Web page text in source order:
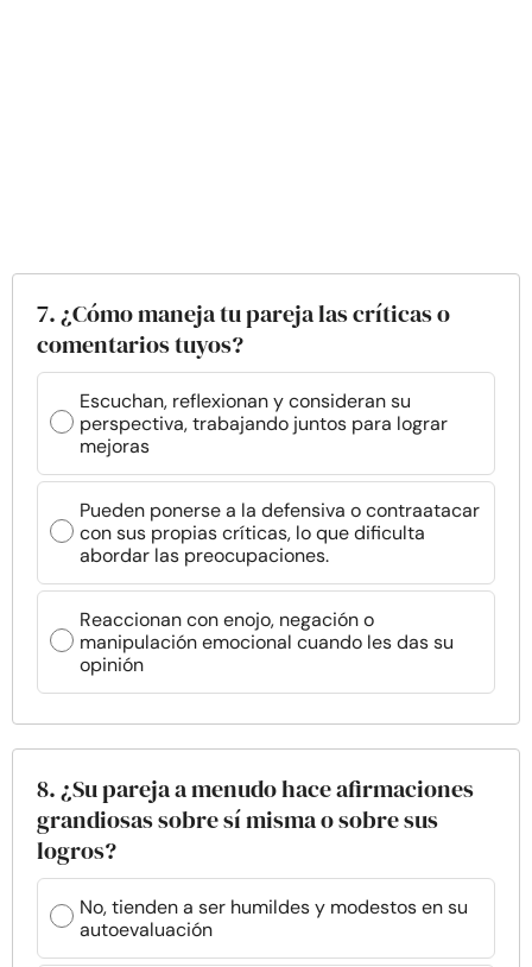
7. ¿Cómo maneja tu pareja las críticas o
comentarios tuyos?
Escuchan, reflexionan y consideran su
perspectiva, trabajando juntos para lograr
mejoras
Pueden ponerse a la defensiva o contraatacar
con sus propias críticas, lo que dificulta
abordar las preocupaciones.
Reaccionan con enojo, negación o
manipulación emocional cuando les das su
opinión
8. ¿Su pareja a menudo hace afirmaciones
grandiosas sobre sí misma o sobre sus
logros?
No, tienden a ser humildes y modestos en su
autoevaluación